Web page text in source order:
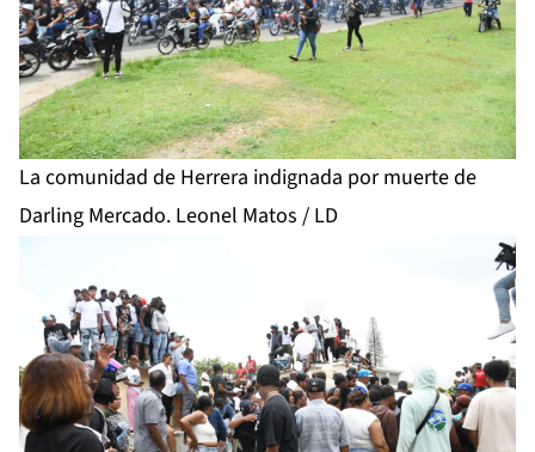
La comunidad de Herrera indignada por muerte de
Darling Mercado. Leonel Matos / LD